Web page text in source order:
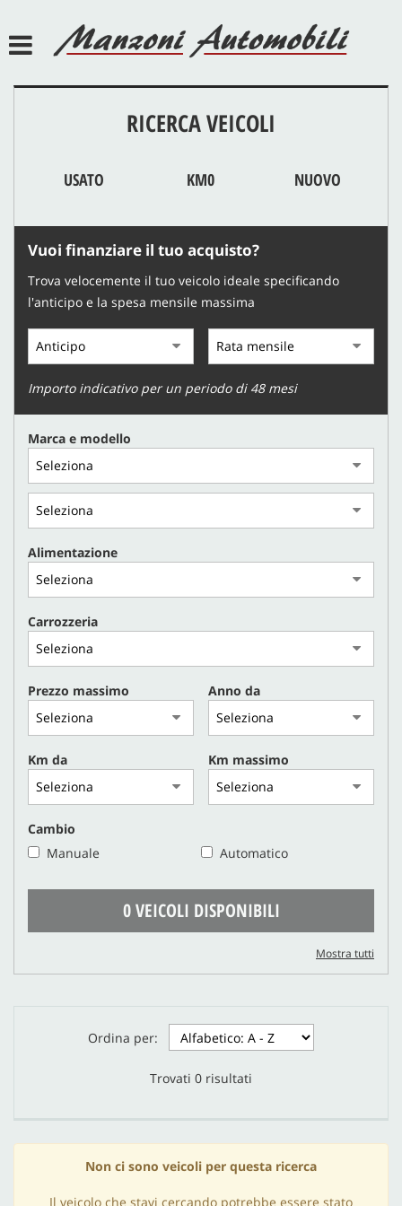
LISTA VEICOLI
ASSISTENZA
DEF POINT
JEEP POINT
CONTATTI
RICERCA VEICOLI
USATO KM0 NUOVO
Vuoi finanziare il tuo acquisto?
Trova velocemente il tuo veicolo ideale specificando
l'anticipo e la spesa mensile massima
Importo indicativo per un periodo di 48 mesi
Marca e modello
Alimentazione
Carrozzeria
Prezzo massimo Anno da
Km da Km massimo
Cambio
Manuale
Automatico
0 VEICOLI DISPONIBILI
Mostra tutti
Ordina per:
Trovati 0 risultati
Non ci sono veicoli per questa ricerca
Il veicolo che stavi cercando potrebbe essere stato